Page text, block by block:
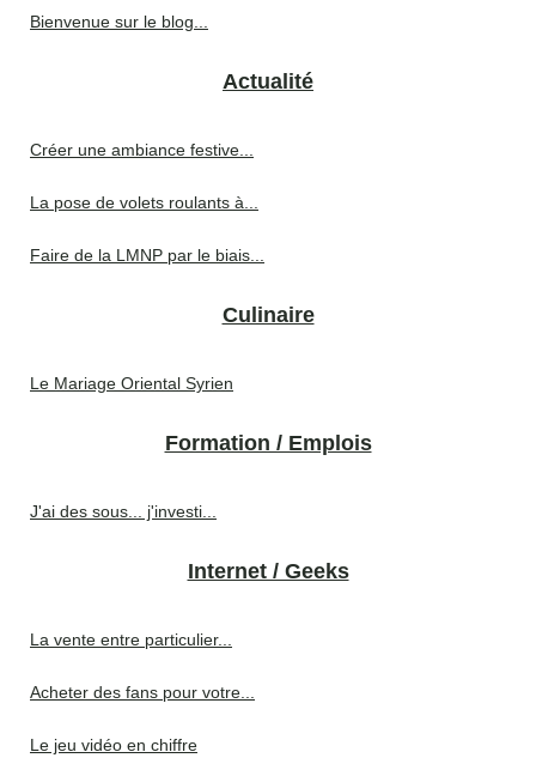
Bienvenue sur le blog...
Actualité
Créer une ambiance festive...
La pose de volets roulants à...
Faire de la LMNP par le biais...
Culinaire
Le Mariage Oriental Syrien
Formation / Emplois
J'ai des sous... j'investi...
Internet / Geeks
La vente entre particulier...
Acheter des fans pour votre...
Le jeu vidéo en chiffre